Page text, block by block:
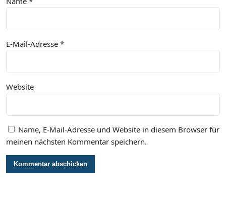
E-Mail-Adresse *
Website
Name, E-Mail-Adresse und Website in diesem Browser für
meinen nächsten Kommentar speichern.